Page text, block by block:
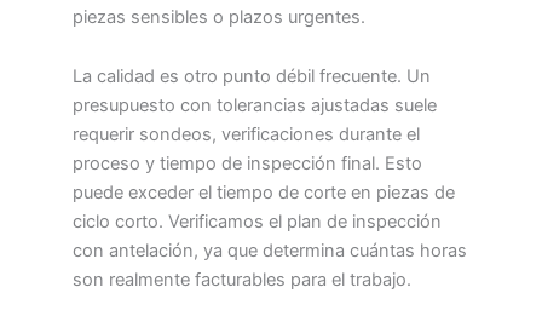
piezas sensibles o plazos urgentes.
La calidad es otro punto débil frecuente. Un
presupuesto con tolerancias ajustadas suele
requerir sondeos, verificaciones durante el
proceso y tiempo de inspección final. Esto
puede exceder el tiempo de corte en piezas de
ciclo corto. Verificamos el plan de inspección
con antelación, ya que determina cuántas horas
son realmente facturables para el trabajo.